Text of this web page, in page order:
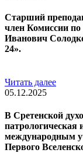
Старший
член Комиссии
Иванович
24».
Читать далее
05.12.2025
В Сретенской
патрологическая
международным
Первого